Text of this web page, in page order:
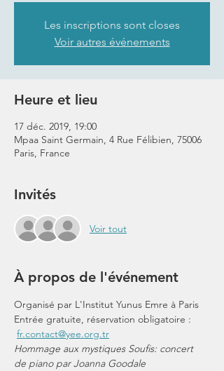
Les inscriptions sont closes
Voir autres événements
Heure et lieu
17 déc. 2019, 19:00
Mpaa Saint Germain, 4 Rue Félibien, 75006
Paris, France
Invités
Voir tout
À propos de l'événement
Organisé par L'Institut Yunus Emre à Paris
Entrée gratuite, réservation obligatoire :
fr.contact@yee.org.tr
Hommage aux mystiques Soufis: concert
de piano par Joanna Goodale